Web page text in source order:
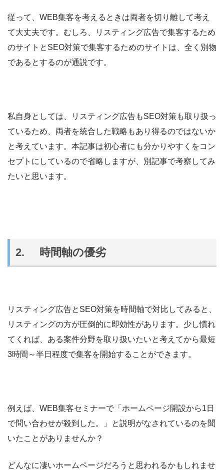
従って、WEB集客を考えるときは両者を切り離して考え
て大丈夫です。むしろ、リスティング広告で集客するため
のサイトとSEO対策で集客するためのサイトは、全く別物
であるとするのが通説です。
私自身としては、リスティング広告もSEO対策も取り扱っ
ているため、両者を統合した戦略もあり得るのではないか
と考えています。本記事は初心者にも分かりやすくをコン
セプトにしているので省略しますが、別記事で考察してみ
たいと思います。
2. 時間軸の優劣
リスティング広告とSEO対策を時間軸で対比してみると、
リスティングの方が圧倒的に即効性があります。少し慣れ
てくれば、ある案件分野を取り扱いたいと考えてから最短
3時間～半日程度で集客を開始することができます。
例えば、WEB集客セミナーで「ホームページ開設から1日
で問い合わせが殺到した。」と説明がなされているのを聞
いたことがありませんか？
どんなに凄いホームページだろうと思われるかもしれませ